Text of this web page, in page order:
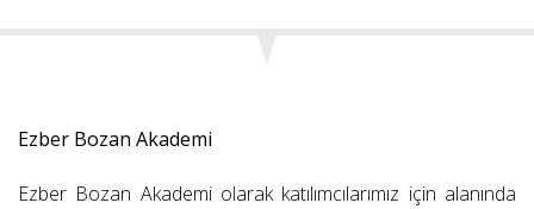
Ezber Bozan Akademi
Ezber Bozan Akademi olarak katılımcılarımız için alanında